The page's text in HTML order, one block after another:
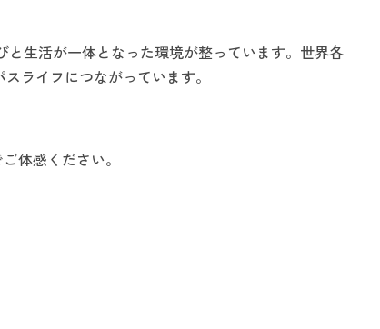
生活が一体となった環境が整っています。世界各
ライフにつながっています。
体感ください。